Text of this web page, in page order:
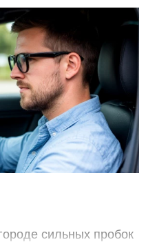
сильных пробок